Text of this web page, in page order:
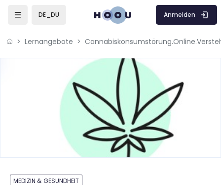
DE_DU Anmelden
Lernangebote
MEDIZIN & GESUNDHEIT